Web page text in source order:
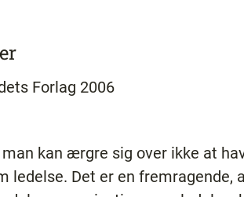
Forlag 2006
man kan ærgre sig over ikke at
ledelse. Det er en fremragende,